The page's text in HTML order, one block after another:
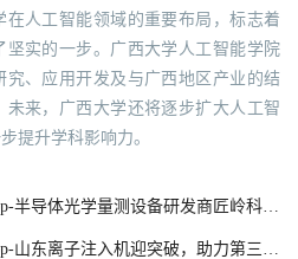
人工智能领域的重要布局，标志着
实的一步。广西大学人工智能学院
究、应用开发及与广西地区产业的结
来，广西大学还将逐步扩大人工智
提升学科影响力。
上一篇：安博体育官网下载app-半导体光学量测设备研发商匠岭科技完成数亿元B轮及B+轮融资
下一篇：安博体育官网下载app-山东离子注入机迎突破，助力第三代半导体产业发展！